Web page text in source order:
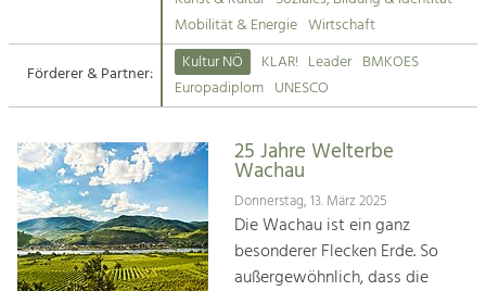
Suche
Impressum
Kontakt
Tourismus
Angebotsentwicklung und
Kunst & Kultur
Handwerk, Wissenschaft und Forschung.
Soziales, Bildung &
Identität
Mobilität & Energie Wirtschaft
Förderer & Partner:
Kultur NÖ KLAR! Leader BMKOES
Europadiplom UNESCO
25 Jahre Welterbe
Wachau
Donnerstag, 13. März 2025
Die Wachau ist ein ganz
besonderer Flecken Erde. So
außergewöhnlich, dass die